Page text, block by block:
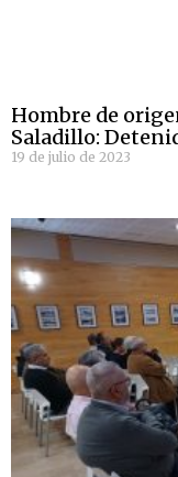
Hombre de
Saladillo:
19 de julio de 2023